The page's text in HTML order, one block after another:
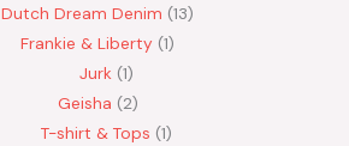
Dutch Dream Denim 13
Frankie & Liberty 1
Jurk 1
Geisha 2
T-shirt & Tops 1